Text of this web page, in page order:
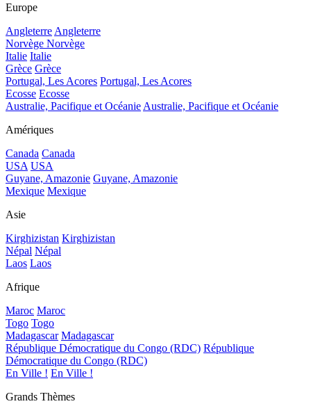
Europe
Angleterre Angleterre
Norvège Norvège
Italie Italie
Grèce Grèce
Portugal, Les Acores Portugal, Les Acores
Ecosse Ecosse
Australie, Pacifique et Océanie Australie, Pacifique et Océanie
Amériques
Canada Canada
USA USA
Guyane, Amazonie Guyane, Amazonie
Mexique Mexique
Asie
Kirghizistan Kirghizistan
Népal Népal
Laos Laos
Afrique
Maroc Maroc
Togo Togo
Madagascar Madagascar
République Démocratique du Congo (RDC) République
Démocratique du Congo (RDC)
En Ville ! En Ville !
Grands Thèmes